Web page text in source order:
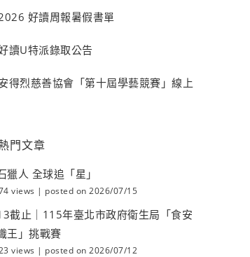
好讀周報暑假書單
讀U特派錄取公告
得烈慈善協會「第十屆學藝競賽」線上
門文章
獵人 全球追「星」
views | posted on 2026/07/15
截止｜115年臺北市政府衛生局「食安
王」挑戰賽
views | posted on 2026/07/12